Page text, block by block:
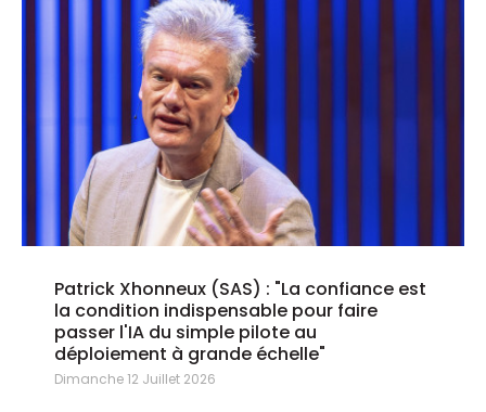
Patrick Xhonneux (SAS) : "La confiance est
la condition indispensable pour faire
passer l'IA du simple pilote au
déploiement à grande échelle"
Dimanche 12 Juillet 2026